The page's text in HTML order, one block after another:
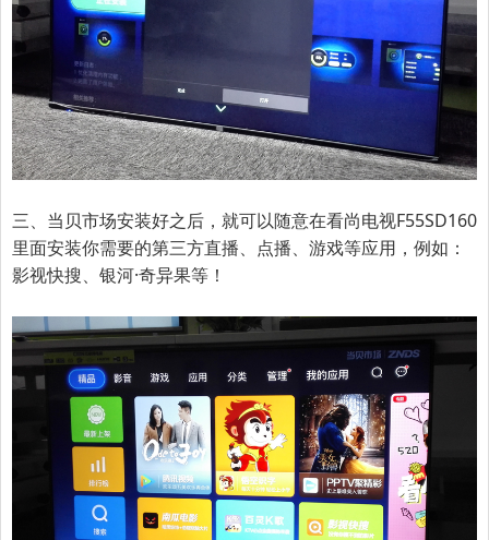
三、 当贝市场安装好之后，就可以随意在看尚电视F55SD160
里面安装你需要的第三方直播、点播、游戏等应用，例如：
影视快搜、 银河·奇异果等！